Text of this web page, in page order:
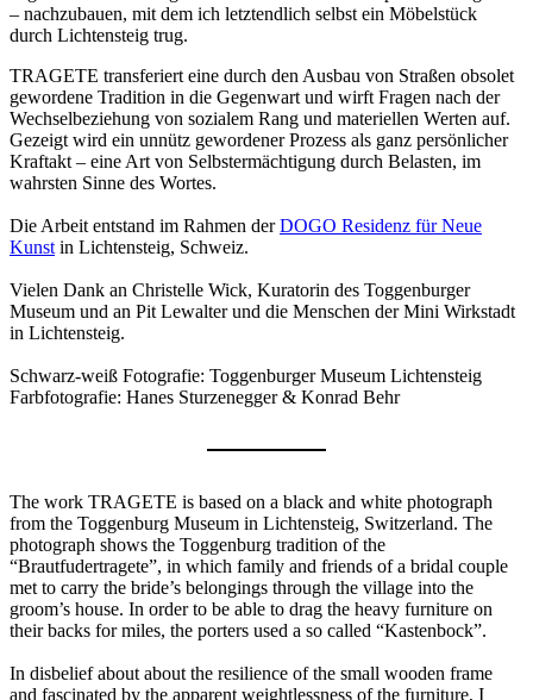
– nachzubauen, mit dem ich letztendlich selbst ein Möbelstück
durch Lichtensteig trug.
TRAGETE transferiert eine durch den Ausbau von Straßen obsolet
gewordene Tradition in die Gegenwart und wirft Fragen nach der
Wechselbeziehung von sozialem Rang und materiellen Werten auf.
Gezeigt wird ein unnütz gewordener Prozess als ganz persönlicher
Kraftakt – eine Art von Selbstermächtigung durch Belasten, im
wahrsten Sinne des Wortes.
Die Arbeit entstand im Rahmen derDOGO Residenz für Neue
Kunst in Lichtensteig, Schweiz.
Vielen Dank an Christelle Wick, Kuratorin des Toggenburger
Museum und an Pit Lewalter und die Menschen der Mini Wirkstadt
in Lichtensteig.
Schwarz-weiß Fotografie: Toggenburger Museum Lichtensteig
Farbfotografie: Hanes Sturzenegger & Konrad Behr
The work TRAGETE is based on a black and white photograph
from the Toggenburg Museum in Lichtensteig, Switzerland. The
photograph shows the Toggenburg tradition of the
“Brautfudertragete”, in which family and friends of a bridal couple
met to carry the bride’s belongings through the village into the
groom’s house. In order to be able to drag the heavy furniture on
their backs for miles, the porters used a so called “Kastenbock”.
In disbelief about about the resilience of the small wooden frame
and fascinated by the apparent weightlessness of the furniture, I